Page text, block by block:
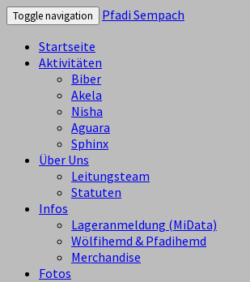
Toggle navigation
Pfadi Sempach
Startseite
Aktivitäten
Biber
Akela
Nisha
Aguara
Sphinx
Über Uns
Leitungsteam
Statuten
Infos
Lageranmeldung (MiData)
Wölfihemd & Pfadihemd
Merchandise
Fotos